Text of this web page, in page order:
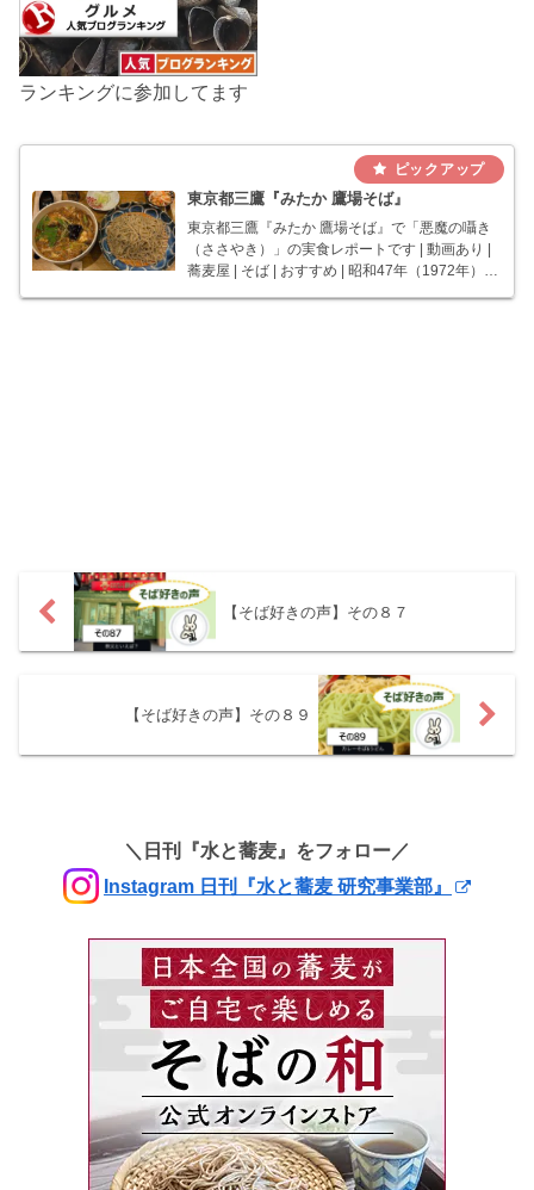
ランキングに参加してます
東京都三鷹『みたか 鷹場そば』
東京都三鷹『みたか 鷹場そば』で「悪魔の囁き
（ささやき）」の実食レポートです | 動画あり |
蕎麦屋 | そば | おすすめ | 昭和47年（1972年）創
【そば好きの声】その８７
【そば好きの声】その８９
＼日刊『水と蕎麦』をフォロー／
Instagram 日刊『水と蕎麦 研究事業部』